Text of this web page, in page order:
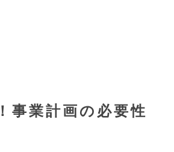
事業計画の必要性